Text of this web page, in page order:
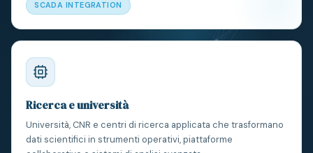
SCADA INTEGRATION
Ricerca e università
Università, CNR e centri di ricerca applicata che trasformano
dati scientifici in strumenti operativi, piattaforme